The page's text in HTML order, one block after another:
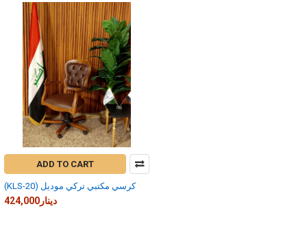
ADD TO CART
(KLS-20) كرسي مكتبي تركي موديل
424,000دينار